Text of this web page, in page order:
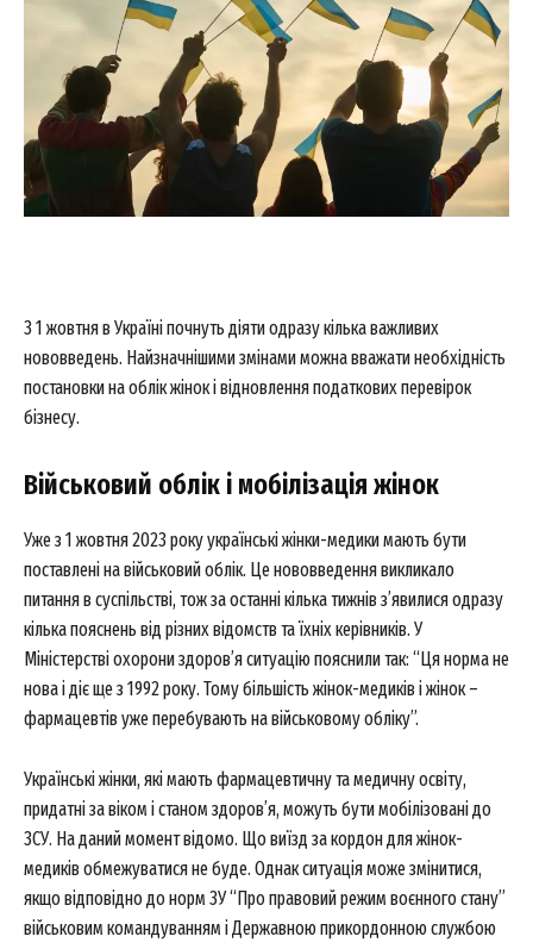
З 1 жовтня в Україні почнуть діяти одразу кілька важливих
нововведень. Найзначнішими змінами можна вважати необхідність
постановки на облік жінок і відновлення податкових перевірок
бізнесу.
Військовий облік і мобілізація жінок
Уже з 1 жовтня 2023 року українські жінки-медики мають бути
поставлені на військовий облік. Це нововведення викликало
питання в суспільстві, тож за останні кілька тижнів з’явилися одразу
кілька пояснень від різних відомств та їхніх керівників. У
Міністерстві охорони здоров’я ситуацію пояснили так: “Ця норма не
нова і діє ще з 1992 року. Тому більшість жінок-медиків і жінок –
фармацевтів уже перебувають на військовому обліку”.
Українські жінки, які мають фармацевтичну та медичну освіту,
придатні за віком і станом здоров’я, можуть бути мобілізовані до
ЗСУ. На даний момент відомо. Що виїзд за кордон для жінок-
медиків обмежуватися не буде. Однак ситуація може змінитися,
якщо відповідно до норм ЗУ “Про правовий режим воєнного стану”
військовим командуванням і Державною прикордонною службою